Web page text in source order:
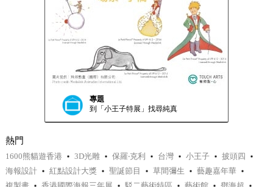
專題
到「小王子特展」找尋純真
熱門
1600熊貓遊香港 3D光雕 保羅‧克利 台灣 小王子
披頭四
海報設計
紅點設計大獎 聖誕節目 草間彌生
藝趣嘉年華